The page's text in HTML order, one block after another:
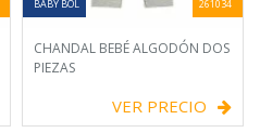
BABY BOL 261034
CHANDAL BEBÉ ALGODÓN DOS
PIEZAS
VER PRECIO